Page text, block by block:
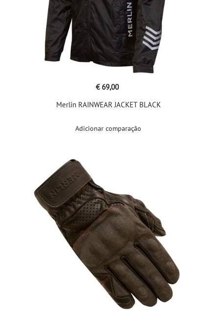
€ 69,00
Merlin RAINWEAR JACKET BLACK
Adicionar comparação